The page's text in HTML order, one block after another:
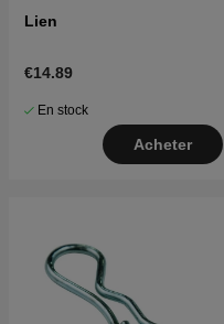
Lien
€14.89
En stock
Acheter